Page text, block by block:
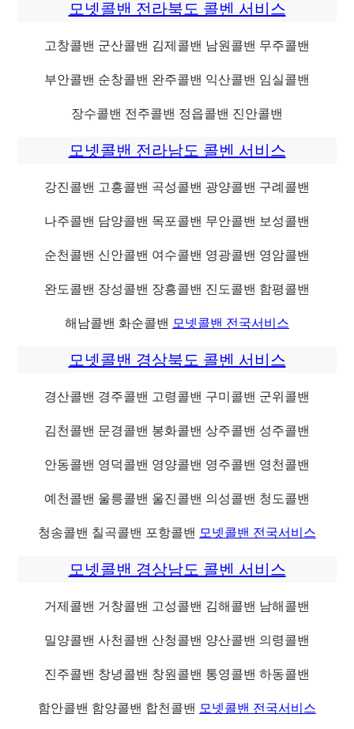
모넷콜밴 전라북도 콜벤 서비스
고창콜밴 군산콜밴 김제콜밴 남원콜밴 무주콜밴
부안콜밴 순창콜밴 완주콜밴 익산콜밴 임실콜밴
장수콜밴 전주콜밴 정읍콜밴 진안콜밴
모넷콜밴 전라남도 콜벤 서비스
강진콜밴 고흥콜밴 곡성콜밴 광양콜밴 구례콜밴
나주콜밴 담양콜밴 목포콜밴 무안콜밴 보성콜밴
순천콜밴 신안콜밴 여수콜밴 영광콜밴 영암콜밴
완도콜밴 장성콜밴 장흥콜밴 진도콜밴 함평콜밴
해남콜밴 화순콜밴 모넷콜밴 전국서비스
모넷콜밴 경상북도 콜벤 서비스
경산콜밴 경주콜밴 고령콜밴 구미콜밴 군위콜밴
김천콜밴 문경콜밴 봉화콜밴 상주콜밴 성주콜밴
안동콜밴 영덕콜밴 영양콜밴 영주콜밴 영천콜밴
예천콜밴 울릉콜밴 울진콜밴 의성콜밴 청도콜밴
청송콜밴 칠곡콜밴 포항콜밴 모넷콜밴 전국서비스
모넷콜밴 경상남도 콜벤 서비스
거제콜밴 거창콜밴 고성콜밴 김해콜밴 남해콜밴
밀양콜밴 사천콜밴 산청콜밴 양산콜밴 의령콜밴
진주콜밴 창녕콜밴 창원콜밴 통영콜밴 하동콜밴
함안콜밴 함양콜밴 합천콜밴 모넷콜밴 전국서비스